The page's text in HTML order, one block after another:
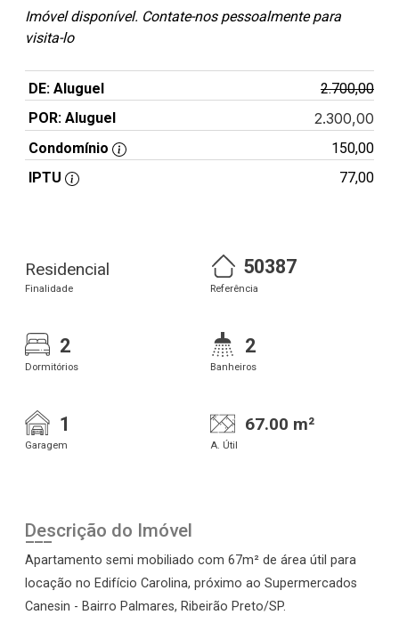
Imóvel disponível. Contate-nos pessoalmente para
visita-lo
DE: Aluguel
2.700,00
POR: Aluguel
2.300,00
Condomínio
150,00
IPTU
77,00
Residencial
Finalidade
50387
Referência
2
Dormitórios
2
Banheiros
1
Garagem
67.00 m²
A. Útil
Descrição do Imóvel
Apartamento semi mobiliado com 67m² de área útil para
locação no Edifício Carolina, próximo ao Supermercados
Canesin - Bairro Palmares, Ribeirão Preto/SP.